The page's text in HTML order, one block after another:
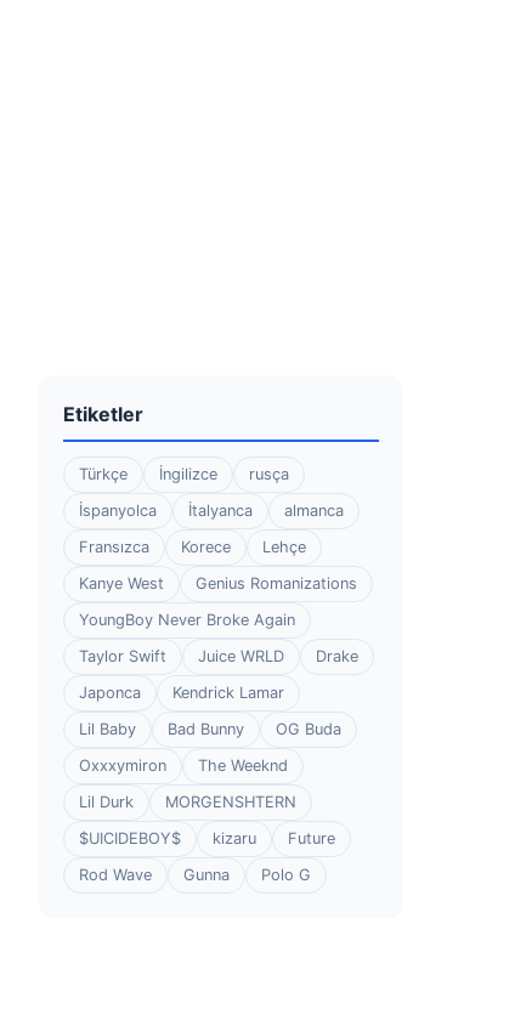
Etiketler
Türkçe İngilizce
rusça
İspanyolca
İtalyanca
almanca
Fransızca
Korece
Lehçe
Kanye West
Genius Romanizations
YoungBoy Never Broke Again
Taylor Swift
Juice WRLD
Drake
Japonca
Kendrick Lamar
Lil Baby
Bad Bunny
OG Buda
Oxxxymiron
The Weeknd
Lil Durk
MORGENSHTERN
$UICIDEBOY$
kizaru
Future
Rod Wave
Gunna Polo G